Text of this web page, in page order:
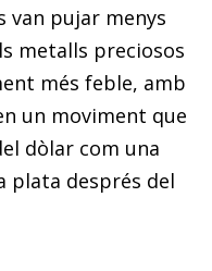
van pujar menys
metalls preciosos
més feble, amb
un moviment que
dòlar com una
plata després del